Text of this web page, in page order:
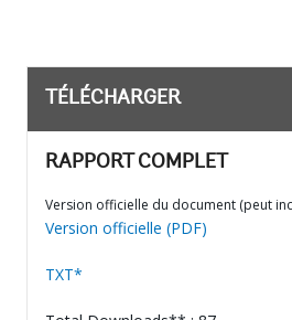
TÉLÉCHARGER
RAPPORT COMPLET
Version officielle du document (peut
Version officielle (PDF)
TXT*